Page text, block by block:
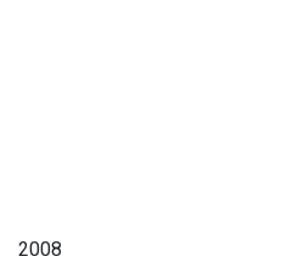
2008